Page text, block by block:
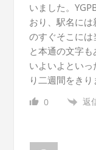
いました。
おり、駅名に
のすぐそこに
と本通の文字も
いよいよとい
り二週間をきり
0 返